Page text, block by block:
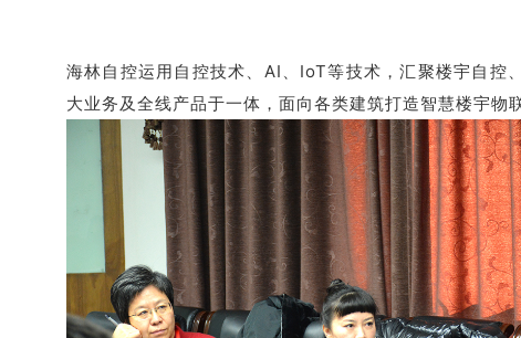
海林自控运用自控技术、AI、IoT等技术，汇聚楼宇自控
大业务及全线产品于一体，面向各类建筑打造智慧楼宇